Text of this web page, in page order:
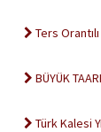
Ters
BÜYÜK
Türk Kalesi